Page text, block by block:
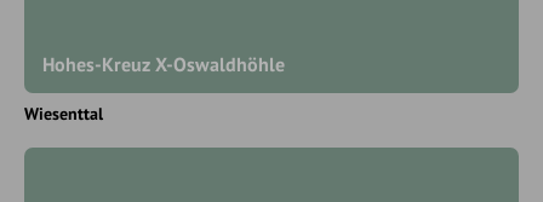
Hohes-Kreuz X-Oswaldhöhle
Wiesenttal